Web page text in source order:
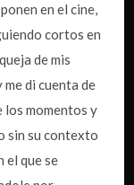
en el cine,
cortos en
de mis
me di cuenta de
los momentos y
sin su contexto
el que se